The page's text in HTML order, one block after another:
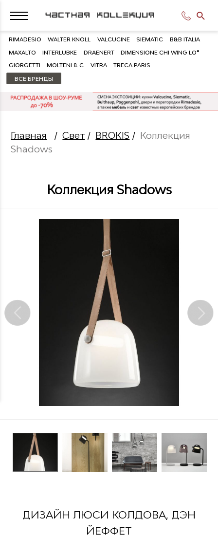
RIMADESIO WALTER KNOLL VALCUCINE SIEMATIC B&B ITALIA
MAXALTO INTERLUBKE DRAENERT DIMENSIONE CHI WING LO®
GIORGETTI MOLTENI & C VITRA TRECA PARIS
ВСЕ БРЕНДЫ
Главная /Свет / BROKIS / Коллекция
Shadows
Коллекция Shadows
ДИЗАЙН ЛЮСИ КОЛДОВА, ДЭН
ЙЕФФЕТ